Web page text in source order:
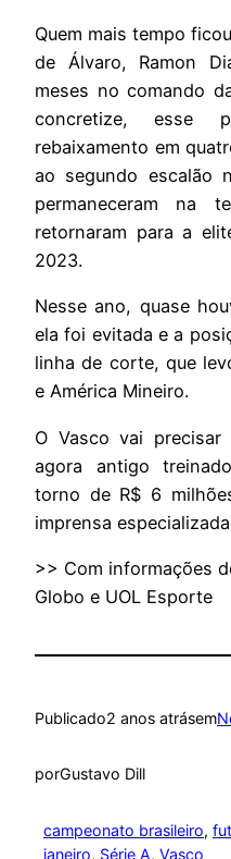
Quem mais tempo
de Álvaro, Ramon
meses no comando
concretize, esse
rebaixamento em
ao segundo escalão
permaneceram na
retornaram para a
2023.
Nesse ano, quase
ela foi evitada e a
linha de corte, que
e América Mineiro.
O Vasco vai
agora antigo
torno de R$ 6
imprensa
>> Com informações
Globo e UOL Esporte
Publicado2 anos atrásem
porGustavo Dill
campeonato brasileiro,
janeiro, Série A, Vasco